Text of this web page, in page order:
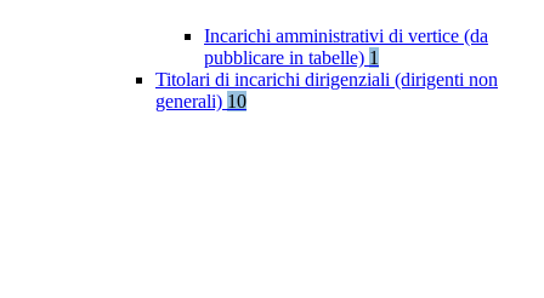
Incarichi amministrativi di vertice (da
pubblicare in tabelle) 1
Titolari di incarichi dirigenziali (dirigenti non
generali) 10